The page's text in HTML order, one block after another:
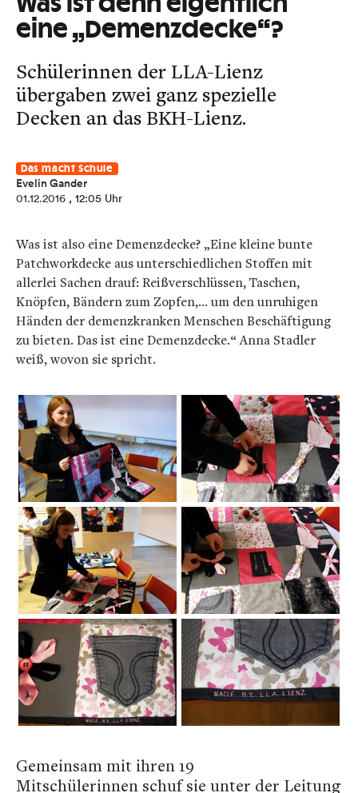
Was ist denn eigentlich
eine „Demenzdecke“?
Schülerinnen der LLA-Lienz
übergaben zwei ganz spezielle
Decken an das BKH-Lienz.
Das macht Schule
Evelin Gander
01.12.2016 , 12:05 Uhr
Was ist also eine Demenzdecke? „Eine kleine bunte
Patchworkdecke aus unterschiedlichen Stoffen mit
allerlei Sachen drauf: Reißverschlüssen, Taschen,
Knöpfen, Bändern zum Zopfen,... um den unruhigen
Händen der demenzkranken Menschen Beschäftigung
zu bieten. Das ist eine Demenzdecke.“Anna Stadler
weiß, wovon sie spricht.
Gemeinsam mit ihren 19
Mitschülerinnen schuf sie unter der Leitung